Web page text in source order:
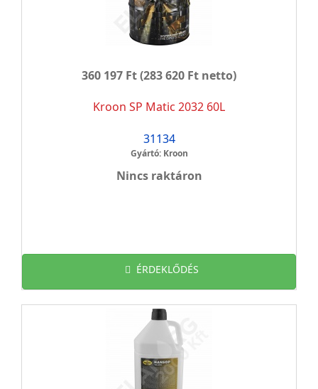
360 197 Ft(283 620 Ft netto)
Kroon SP Matic 2032 60L
31134
Gyártó: Kroon
Nincs raktáron
ÉRDEKLŐDÉS